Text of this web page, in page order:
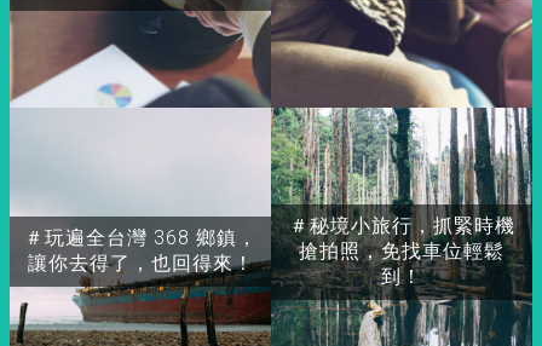
＃玩遍全台灣 368 鄉鎮，
讓你去得了，也回得來！
＃秘境小旅行，抓緊時機
搶拍照，免找車位輕鬆
到！